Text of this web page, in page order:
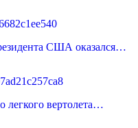
США оказался…
легкого вертолета…